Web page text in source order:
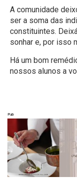
A comunidade
ser a soma das
constituintes.
sonhar e, por isso
Há um bom
nossos alunos a
Pub